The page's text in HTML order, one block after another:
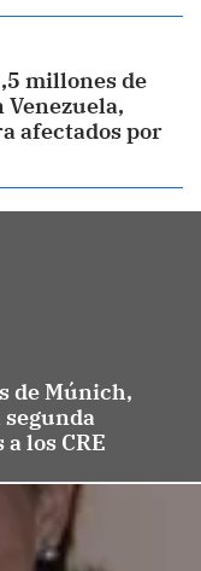
millones de
afectados por
de Múnich,
los CRE